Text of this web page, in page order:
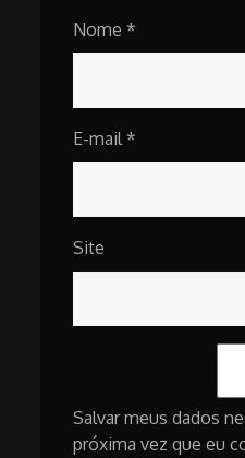
Nome *
E-mail *
Site
Salvar meus dados
próxima vez que eu